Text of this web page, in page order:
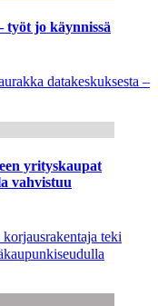
työt jo käynnissä
datakeskuksesta –
yrityskaupat
vahvistuu
teki